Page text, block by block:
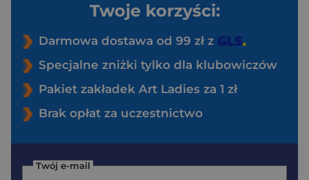
Twoje korzyści:
Darmowa dostawa od 99 zł z
Specjalne zniżki tylko dla klubowiczów
Pakiet zakładek Art Ladies za 1 zł
Brak opłat za uczestnictwo
Twój e-mail